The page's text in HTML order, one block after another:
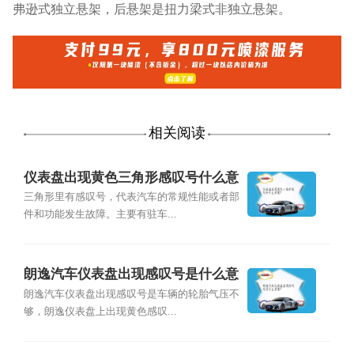
弗逊式独立悬架，后悬架是扭力梁式非独立悬架。
相关阅读
仪表盘出现黄色三角形感叹号什么意
思？
三角形里有感叹号，代表汽车的常规性能或者部
件和功能发生故障。主要有驻车...
朗逸汽车仪表盘出现感叹号是什么意
思？
朗逸汽车仪表盘出现感叹号是车辆的轮胎气压不
够，朗逸仪表盘上出现黄色感叹...